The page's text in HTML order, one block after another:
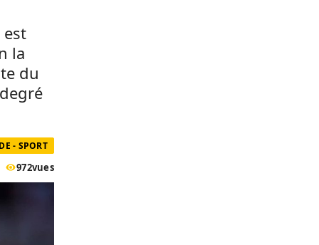
est
la
du
- SPORT
972vues